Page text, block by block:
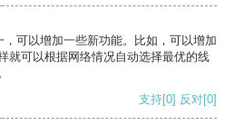
可以增加一些新功能。比如，可以增加
就可以根据网络情况自动选择最优的线
支持[0] 反对[0]